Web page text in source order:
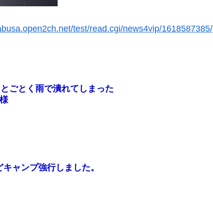
test/read.cgi/news4vip/1618587385/
ごとく雨で潰れてしまった
ャンプ強行しました。